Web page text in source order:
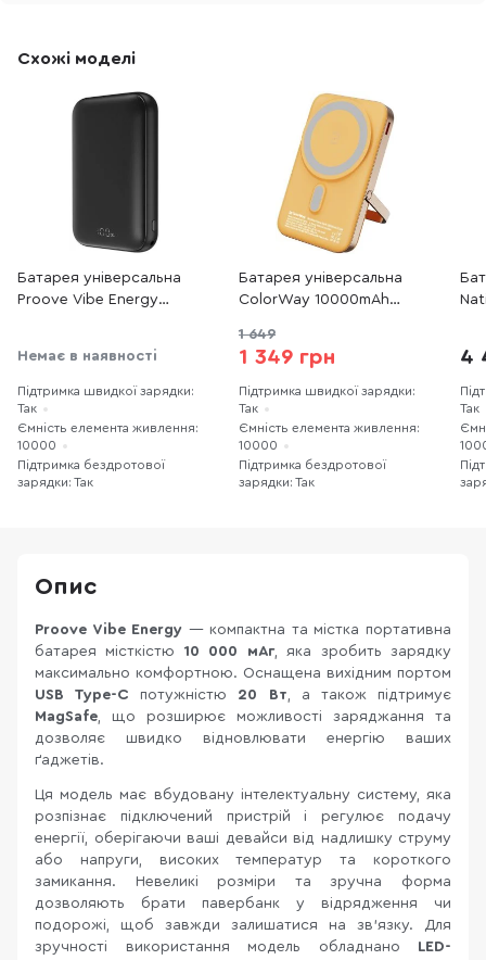
Схожі моделі
Батарея універсальна
Proove Vibe Energy
Немає в наявності
Підтримка швидкої зарядки:
Так
Ємність елемента живлення:
10000
Підтримка бездротової
зарядки: Так
Батарея універсальна
ColorWay 10000mAh
Wireless 15W Amber (CW-
PB100LPA2Y-WPDD)
1 649
1 349 грн
Підтримка швидкої зарядки:
Так
Ємність елемента живлення:
10000
Підтримка бездротової
зарядки: Так
4
Так
Опис
Proove Vibe Energy — компактна та містка портативна
батарея місткістю 10 000 мАг, яка зробить зарядку
максимально комфортною. Оснащена вихідним портом
USB Type-Cпотужністю 20 Вт, а також підтримує
MagSafe, що розширює можливості заряджання та
дозволяє швидко відновлювати енергію ваших
ґаджетів.
Ця модель має вбудовану інтелектуальну систему, яка
розпізнає підключений пристрій і регулює подачу
енергії, оберігаючи ваші девайси від надлишку струму
або напруги, високих температур та короткого
замикання. Невеликі розміри та зручна форма
дозволяють брати павербанк у відрядження чи
подорожі, щоб завжди залишатися на зв'язку. Для
зручності використання модель обладнано LED-